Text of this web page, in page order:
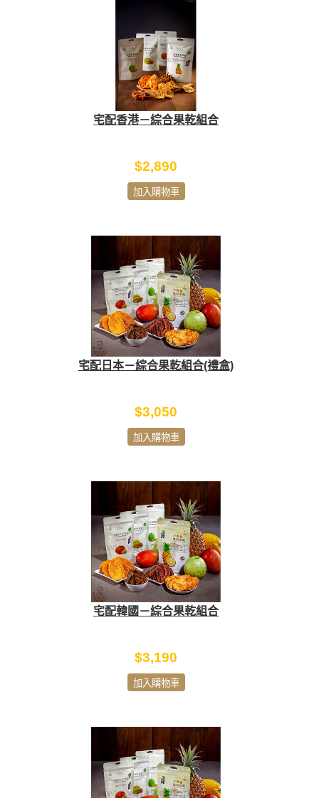
宅配香港－綜合果乾組合
$2,890
加入購物車
宅配日本－綜合果乾組合(禮盒)
$3,050
加入購物車
宅配韓國－綜合果乾組合
$3,190
加入購物車